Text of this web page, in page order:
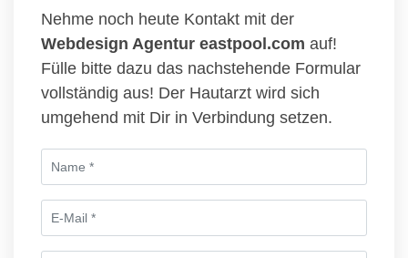
Nehme noch heute Kontakt mit der
Webdesign Agentur eastpool.com auf!
Fülle bitte dazu das nachstehende Formular
vollständig aus! Der Hautarzt wird sich
umgehend mit Dir in Verbindung setzen.